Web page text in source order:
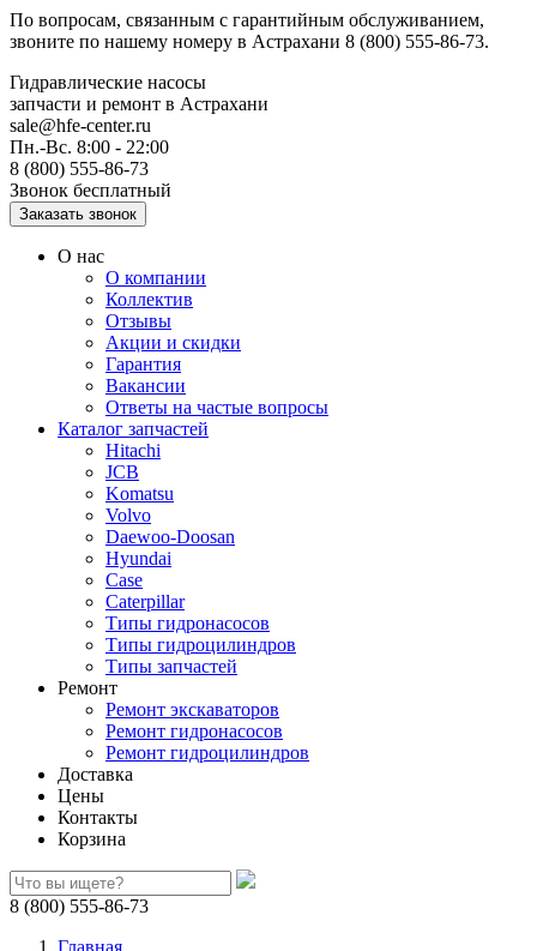
По вопросам, связанным с гарантийным обслуживанием,
звоните по нашему номеру в Астрахани 8 (800) 555-86-73.
Гидравлические насосы
запчасти и ремонт в Астрахани
sale@hfe-center.ru
Пн.-Вс. 8:00 - 22:00
8 (800) 555-86-73
Звонок бесплатный
О нас
О компании
Коллектив
Отзывы
Акции и скидки
Гарантия
Вакансии
Ответы на частые вопросы
Каталог запчастей
Hitachi
JCB
Komatsu
Volvo
Daewoo-Doosan
Hyundai
Case
Caterpillar
Типы гидронасосов
Типы гидроцилиндров
Типы запчастей
Ремонт
Ремонт экскаваторов
Ремонт гидронасосов
Ремонт гидроцилиндров
Доставка
Цены
Контакты
Корзина
8 (800) 555-86-73
Главная